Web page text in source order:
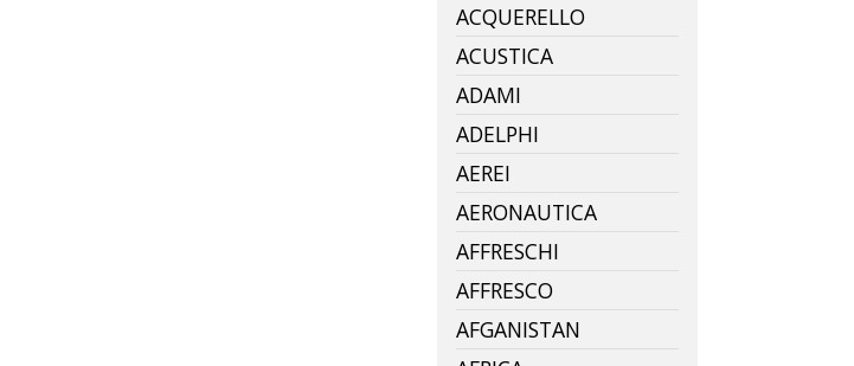
ACQUERELLO
ACUSTICA
ADAMI
ADELPHI
AEREI
AERONAUTICA
AFFRESCHI
AFFRESCO
AFGANISTAN